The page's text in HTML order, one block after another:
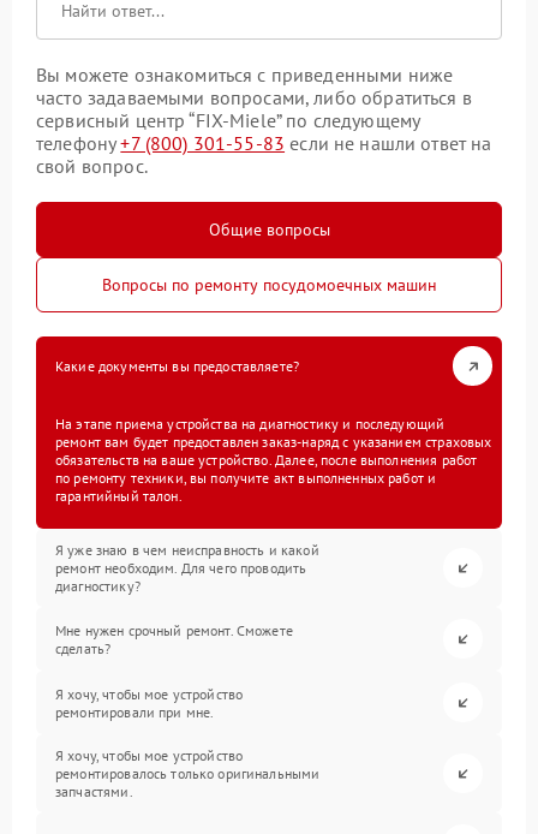
Вы можете ознакомиться с приведенными ниже
часто задаваемыми вопросами, либо обратиться в
сервисный центр “FIX-Miele” по следующему
телефону+7 (800) 301-55-83 если не нашли ответ на
свой вопрос.
Общие вопросы
Вопросы по ремонту посудомоечных машин
Какие документы вы предоставляете?
На этапе приема устройства на диагностику и последующий
ремонт вам будет предоставлен заказ-наряд с указанием страховых
обязательств на ваше устройство. Далее, после выполнения работ
по ремонту техники, вы получите акт выполненных работ и
гарантийный талон.
Я уже знаю в чем неисправность и какой
ремонт необходим. Для чего проводить
диагностику?
Мне нужен срочный ремонт. Сможете
сделать?
Я хочу, чтобы мое устройство
ремонтировали при мне.
Я хочу, чтобы мое устройство
ремонтировалось только оригинальными
запчастями.